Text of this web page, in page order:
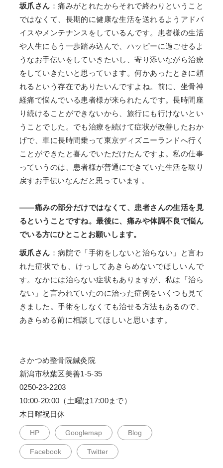
坂爪さん ：痛みがとれたからそれで終わりということ
ではなくて、長期的に健康な生活を送れるようアドバ
イスやメンテナンスをしているんです。患者様の生活
や人生にもう一歩踏み込んで、ハッピーに過ごせるよ
うなお手伝いをしていきたいし、寄り添いながら治療
をしていきたいと思っています。何かあったときに頼
れるという存在でありたいんですよね。前に、坐骨神
経痛で悩んでいる患者様が来られたんです。長時間座
り続けることができないから、旅行にも行けないとい
うことでした。でも治療を続けて症状が改善したおか
げで、車に長時間乗って東京ディズニーランドへ行く
ことができたと喜んでいただけたんですよ。私の仕事
っていうのは、患者様が普通にできていた生活を取り
戻すお手伝いなんだと思っています。
——痛みの部分だけではなくて、患者さんの生活を見
るということですね。最後に、痛みや体調不良で悩ん
でいる方にひとことお願いします。
坂爪さん ：病院で「手術をしないと治らない」と言わ
れた症状でも、けっしてあきらめないでほしいんで
す。なかには治らない症状もありますが、私は「治ら
ない」と言われていたのに治った症例をいくつも見て
きました。手術をしなくても治せる方法もあるので、
あきらめる前に相談してほしいと思います。
さかつめ整骨院鍼灸院
新潟市秋葉区美善1-5-35
0250-23-2203
10:00-20:00（土曜は17:00まで）
木日曜祝日休
HP Googlemap Blog
Facebook Twitter